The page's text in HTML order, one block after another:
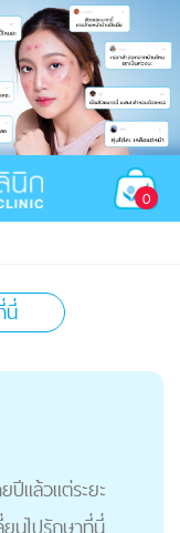
0
นี่
แล้วแต่ระยะ